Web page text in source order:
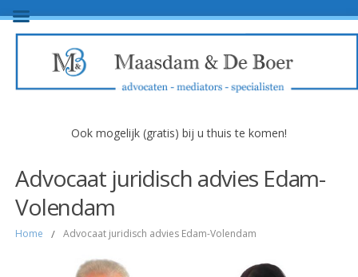
Ook mogelijk (gratis) bij u thuis te komen!
Advocaat juridisch advies Edam-
Volendam
Home / Advocaat juridisch advies Edam-Volendam